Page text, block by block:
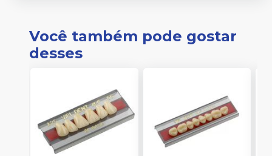
Você também pode gostar
desses